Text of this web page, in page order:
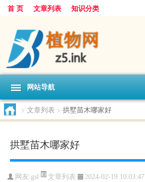
首 页 文章列表 知识分类
网站导航
> 文章列表 > 拱墅苗木哪家好
拱墅苗木哪家好
网友:gsl 文章列表 2024-02-19 10:03:47